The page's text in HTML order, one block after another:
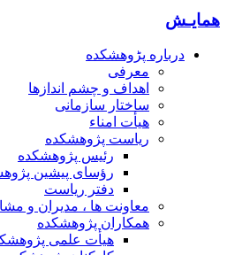
همایـش
درباره پڑوهشکده
معرفی
اهداف و چشم اندازها
ساختار سازمانی
هیأت امناء
ریاست پژوهشکده
رئیس پژوهشکده
رؤسای پیشین
دفتر ریاست
معاونت ها ، مدیران و
همکاران پژوهشکده
هیأت علمی